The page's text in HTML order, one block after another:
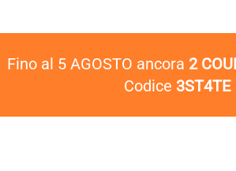
Fino al 5 AGOSTO ancora 2
Codice 3ST4TE